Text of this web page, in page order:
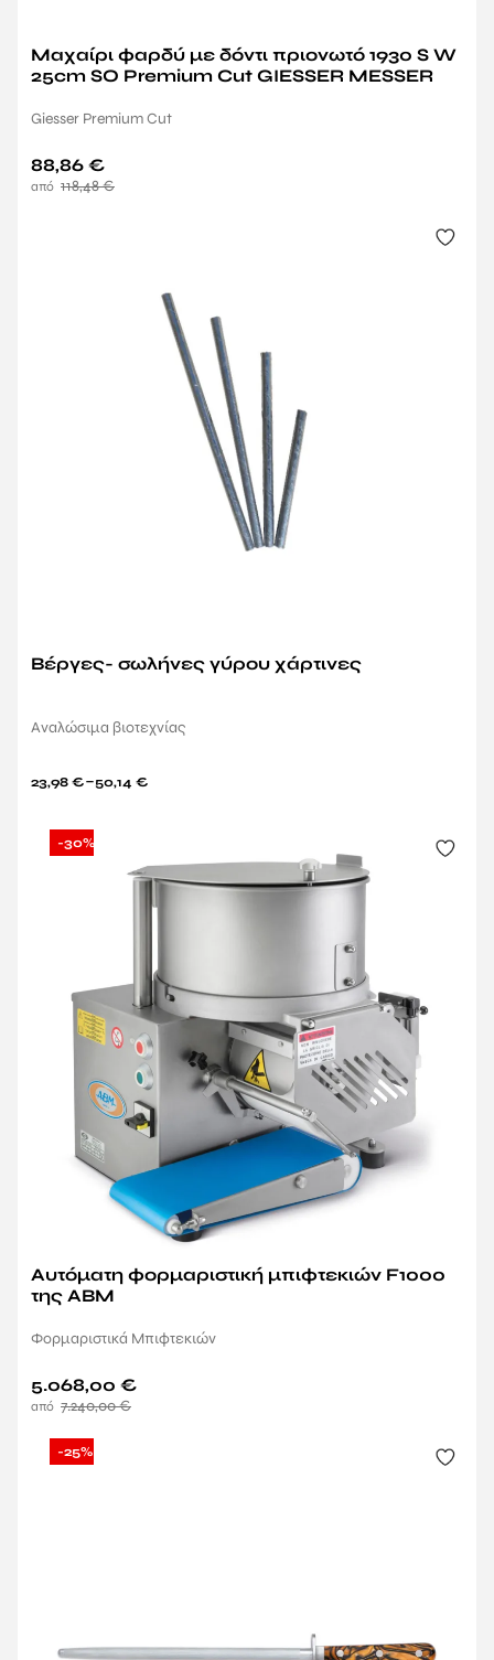
Μαχαίρι φαρδύ με δόντι πριονωτό 1930 S W
25cm SO Premium Cut GIESSER MESSER
Giesser Premium Cut
118,48€
88,86 €
Βέργες- σωλήνες γύρου χάρτινες
Aναλώσιμα βιοτεχνίας
23,98 €–50,14 €
-30%
Αυτόματη φορμαριστική μπιφτεκιών F1000
της ABM
Φορμαριστικά Μπιφτεκιών
7.240,00€
5.068,00 €
-25%